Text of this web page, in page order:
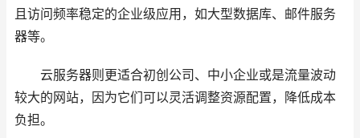
且访问频率稳定的企业级应用，如大型数据库、邮件服务
器等。
云服务器则更适合初创公司、中小企业或是流量波动
较大的网站，因为它们可以灵活调整资源配置，降低成本
负担。